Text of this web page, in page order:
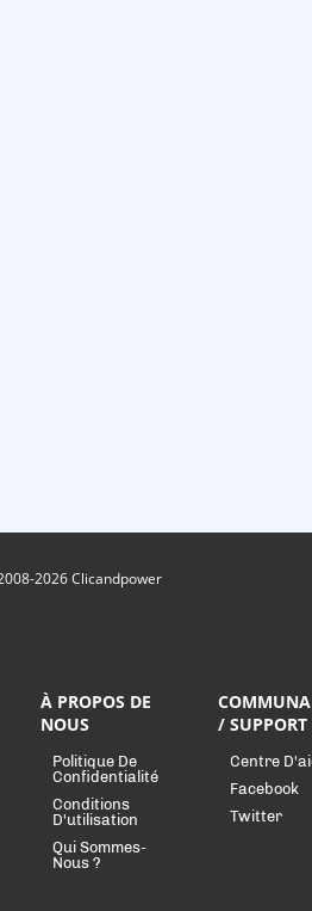
2026 Clicandpower
À PROPOS DE
NOUS
Politique De
Confidentialité
Conditions
D'utilisation
Qui Sommes-
Nous ?
/ SUPPORT
Centre
Facebook
Twitter